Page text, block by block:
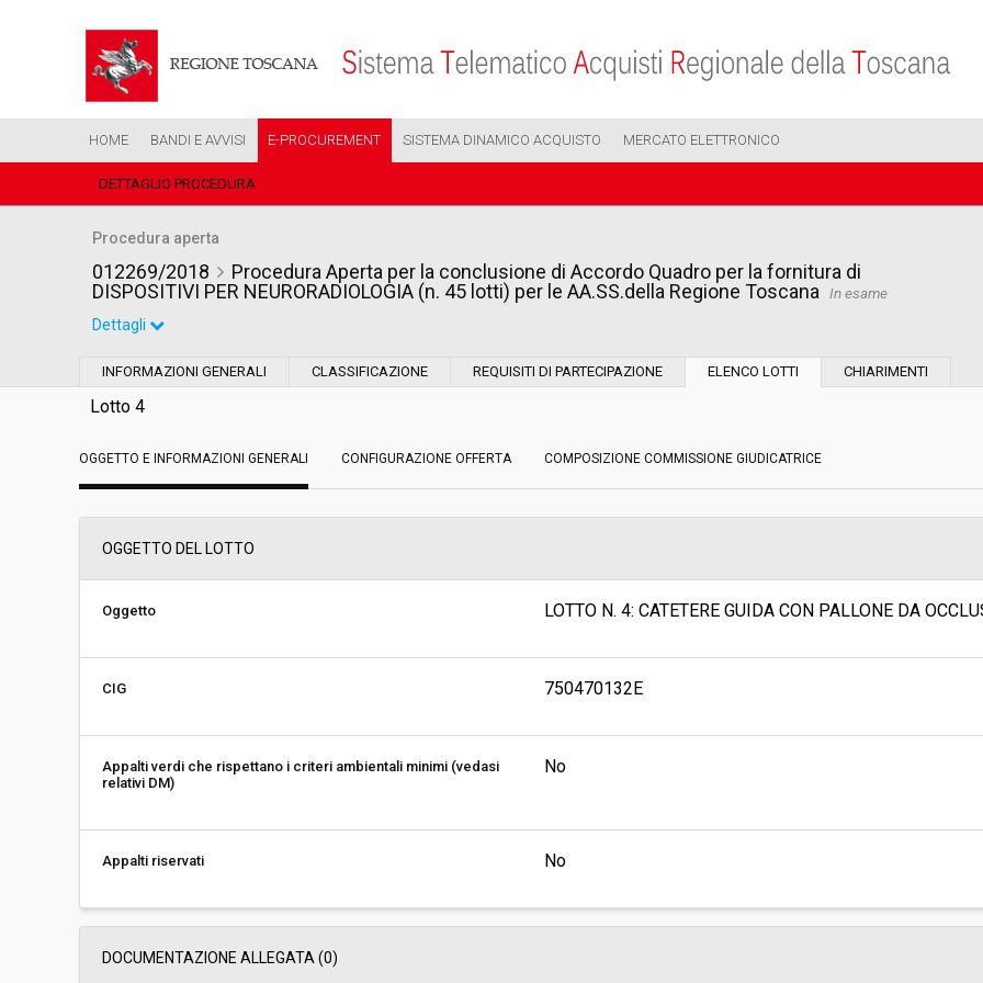
HOME BANDI E AVVISI E-PROCUREMENT SISTEMA DINAMICO ACQUISTO MERCATO ELETTRONICO
DETTAGLIO PROCEDURA
Procedura aperta
012269/2018
Procedura Aperta per la conclusione di Accordo Quadro per la fornitura di
DISPOSITIVI PER NEURORADIOLOGIA (n. 45 lotti) per le AA.SS.della Regione Toscana
In esame
Tipo di contratto:
Data pubblicazione: 12/06/2018 16:22 Scelta del contraente:
Svolgimento: Gara in busta chiusa Valore stimato della procedura:
Dettagli
INFORMAZIONI GENERALI CLASSIFICAZIONE REQUISITI DI PARTECIPAZIONE ELENCO LOTTI CHIARIMENTI
Lotto 4
OGGETTO E INFORMAZIONI GENERALI CONFIGURAZIONE OFFERTA COMPOSIZIONE COMMISSIONE GIUDICATRICE
OGGETTO DEL LOTTO
Oggetto LOTTO N. 4: CATETERE GUIDA CON PALLONE DA
CIG 750470132E
Appalti verdi che rispettano i criteri ambientali minimi (vedasi
relativi DM)
No
Appalti riservati No
DOCUMENTAZIONE ALLEGATA (0)